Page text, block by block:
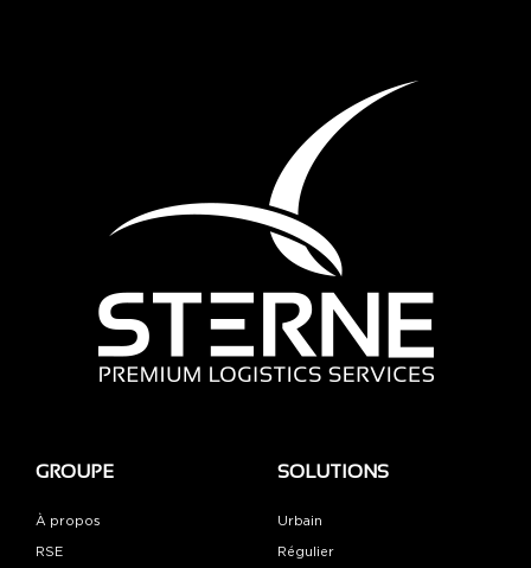
GROUPE
À propos
RSE
SOLUTIONS
Urbain
Régulier